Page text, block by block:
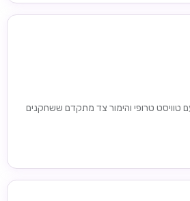
טוויסט טרופי והימור צד מתקדם ששחקנים